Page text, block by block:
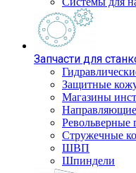
Запчасти для
Защитные
Магазины
Направляющие
Револьверные
Стружечные
ШВП
Шпиндели